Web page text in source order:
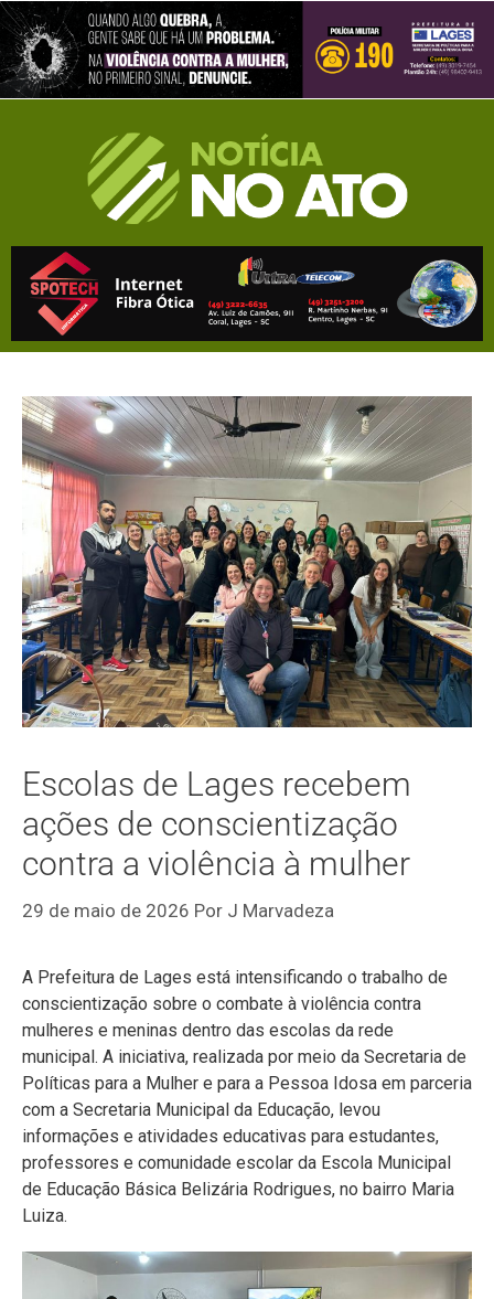
Escolas de Lages recebem
ações de conscientização
contra a violência à mulher
29 de maio de 2026 Por J Marvadeza
A Prefeitura de Lages está intensificando o trabalho de
conscientização sobre o combate à violência contra
mulheres e meninas dentro das escolas da rede
municipal. A iniciativa, realizada por meio da Secretaria de
Políticas para a Mulher e para a Pessoa Idosa em parceria
com a Secretaria Municipal da Educação, levou
informações e atividades educativas para estudantes,
professores e comunidade escolar da Escola Municipal
de Educação Básica Belizária Rodrigues, no bairro Maria
Luiza.